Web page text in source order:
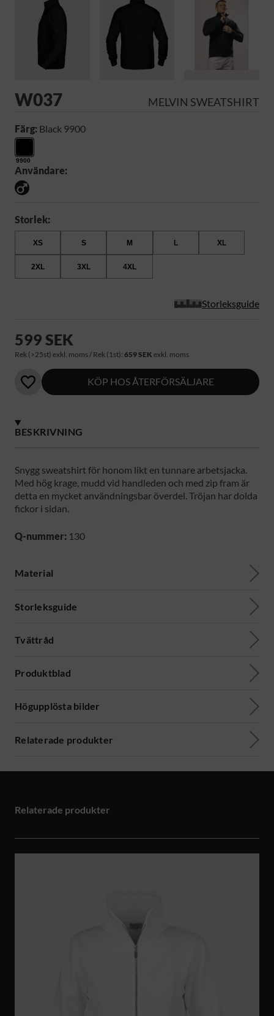
W037 MELVIN SWEATSHIRT
Färg: Black 9900
9900
Användare:
Storlek:
XS S M L XL
2XL 3XL 4XL
Storleksguide
599 SEK
Rek (>25st) exkl. moms / Rek (1st): 659 SEK exkl. moms
KÖP HOS ÅTERFÖRSÄLJARE
BESKRIVNING
Snygg sweatshirt för honom likt en tunnare arbetsjacka.
Med hög krage, mudd vid handleden och med zip fram är
detta en mycket användningsbar överdel. Tröjan har dolda
fickor i sidan.
Q-nummer: 130
Material
Storleksguide
Tvättråd
Produktblad
Högupplösta bilder
Relaterade produkter
Relaterade produkter